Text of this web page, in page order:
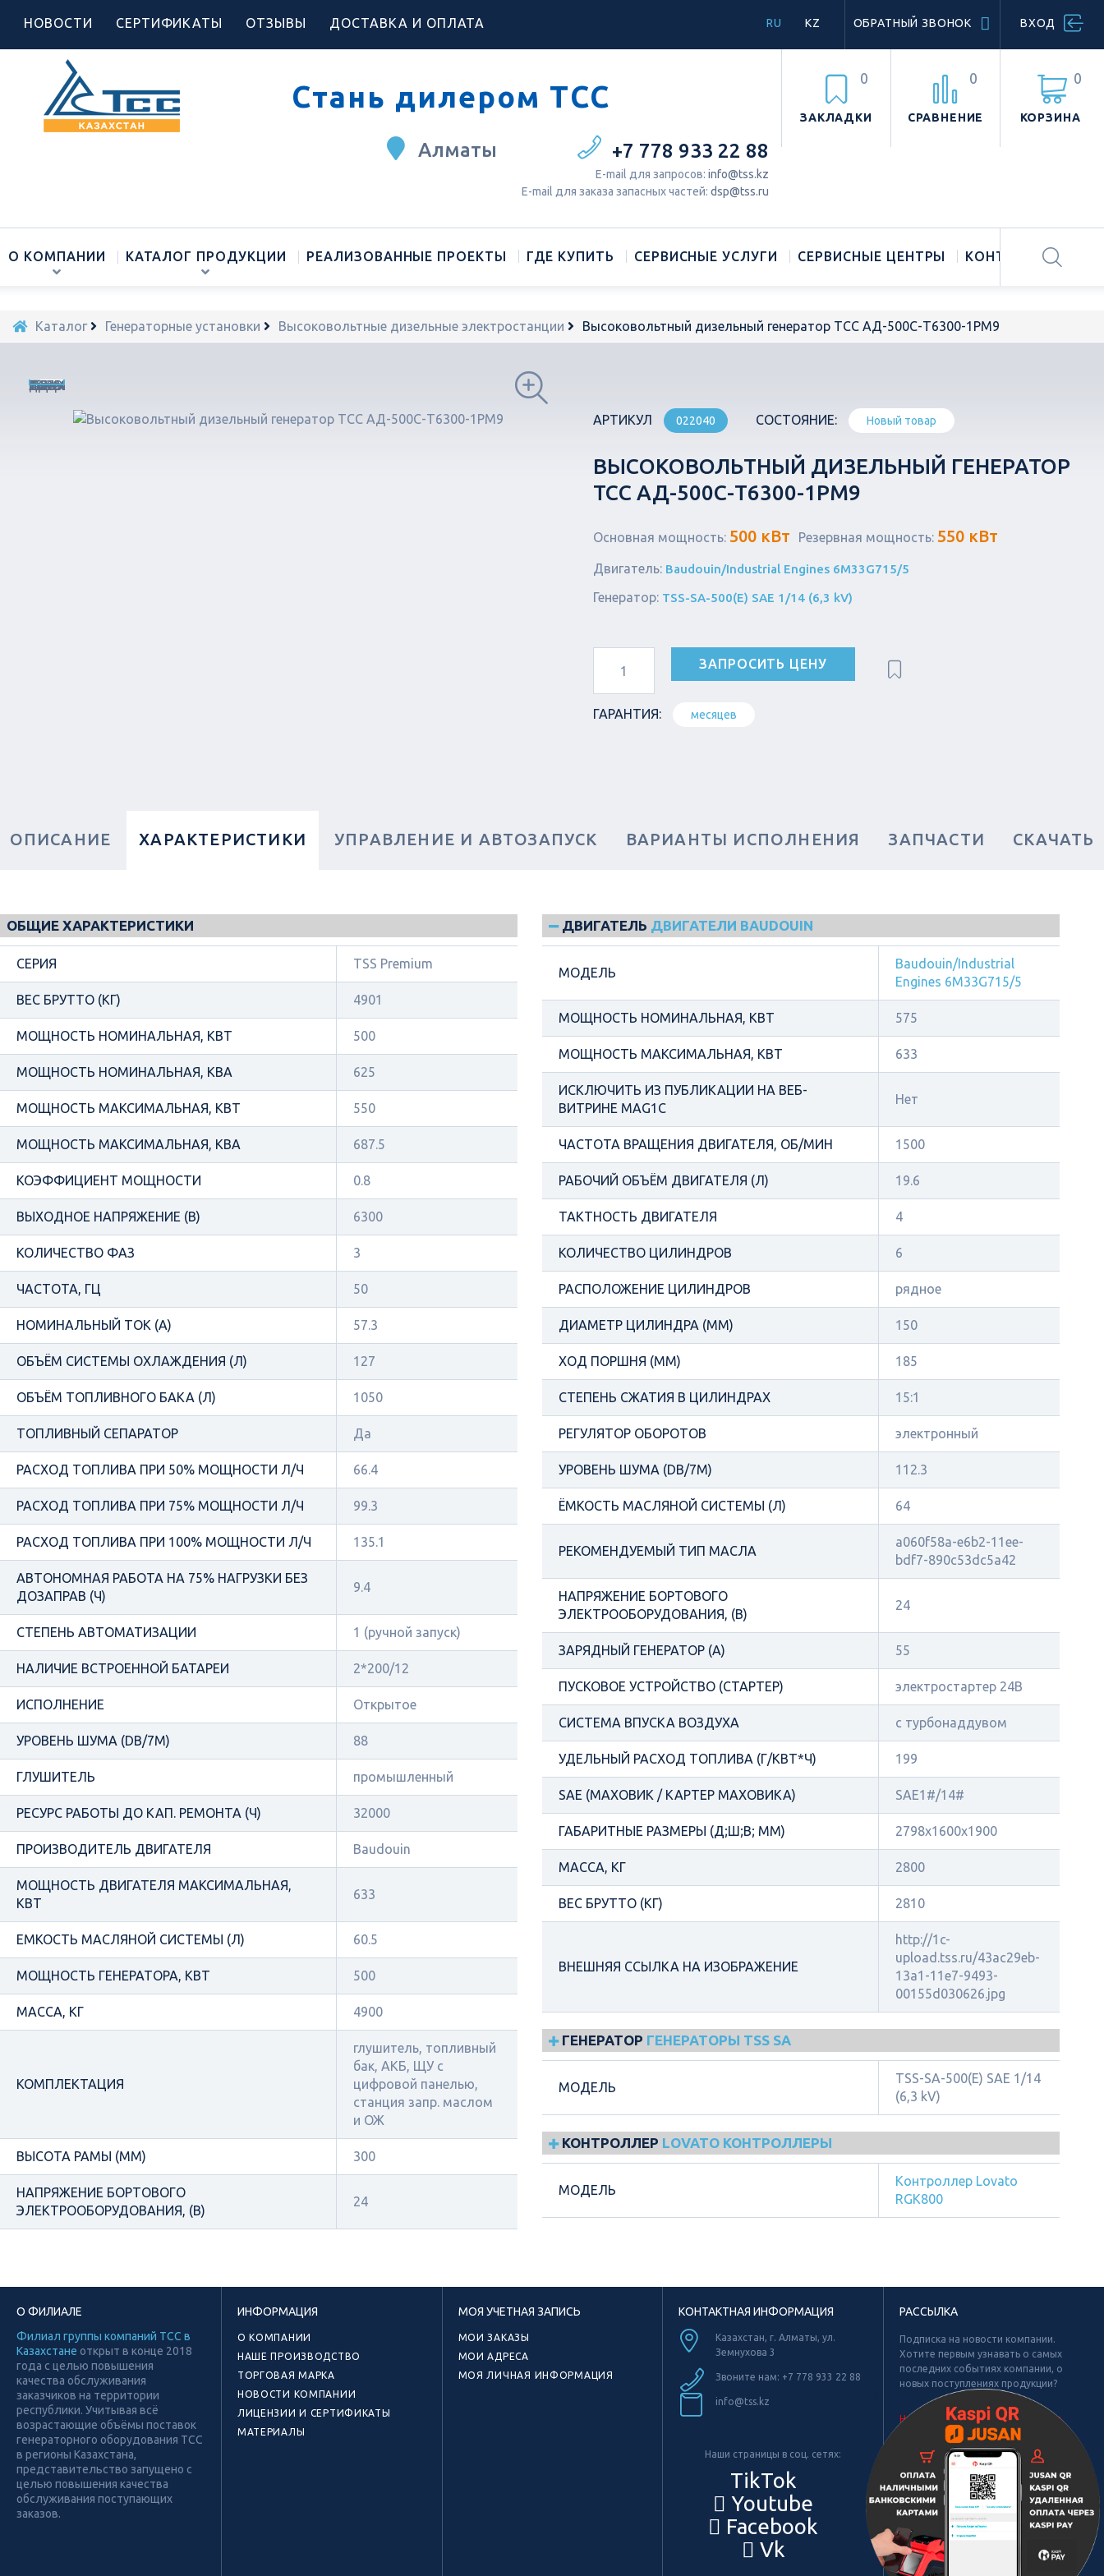
НОВОСТИ СЕРТИФИКАТЫ ОТЗЫВЫ ДОСТАВКА И ОПЛАТА ВХОД
ОБРАТНЫЙ ЗВОНОК
RU KZ
Стань дилером ТСС
КОРЗИНА
0
ЗАКЛАДКИ
0
СРАВНЕНИЕ
0
+7 778 933 22 88
Е-mail для запросов: info@tss.kz
Е-mail для заказа запасных частей: dsp@tss.ru
Алматы
О КОМПАНИИ КАТАЛОГ ПРОДУКЦИИ РЕАЛИЗОВАННЫЕ ПРОЕКТЫ ГДЕ КУПИТЬ СЕРВИСНЫЕ УСЛУГИ СЕРВИСНЫЕ ЦЕНТРЫ КОНТАКТЫ
Каталог Генераторные установки Высоковольтные дизельные электростанции Высоковольтный дизельный генератор ТСС АД-500С-Т6300-1РМ9
АРТИКУЛ 022040 СОСТОЯНИЕ: Новый товар
ВЫСОКОВОЛЬТНЫЙ ДИЗЕЛЬНЫЙ ГЕНЕРАТОР
ТСС АД-500С-Т6300-1РМ9
Основная мощность: 500 кВт Резервная мощность: 550 кВт
Двигатель: Baudouin/Industrial Engines 6M33G715/5
Генератор: TSS-SA-500(E) SAE 1/14 (6,3 kV)
ЗАПРОСИТЬ ЦЕНУ
ГАРАНТИЯ: месяцев
ОПИСАНИЕ ХАРАКТЕРИСТИКИ УПРАВЛЕНИЕ И АВТОЗАПУСК ВАРИАНТЫ ИСПОЛНЕНИЯ ЗАПЧАСТИ СКАЧАТЬ
ОБЩИЕ ХАРАКТЕРИСТИКИ
СЕРИЯ TSS Premium
ВЕС БРУТТО (КГ) 4901
МОЩНОСТЬ НОМИНАЛЬНАЯ, КВТ 500
МОЩНОСТЬ НОМИНАЛЬНАЯ, КВА 625
МОЩНОСТЬ МАКСИМАЛЬНАЯ, КВТ 550
МОЩНОСТЬ МАКСИМАЛЬНАЯ, КВА 687.5
КОЭФФИЦИЕНТ МОЩНОСТИ 0.8
ВЫХОДНОЕ НАПРЯЖЕНИЕ (В) 6300
КОЛИЧЕСТВО ФАЗ 3
ЧАСТОТА, ГЦ 50
НОМИНАЛЬНЫЙ ТОК (А) 57.3
ОБЪЁМ СИСТЕМЫ ОХЛАЖДЕНИЯ (Л) 127
ОБЪЁМ ТОПЛИВНОГО БАКА (Л) 1050
ТОПЛИВНЫЙ СЕПАРАТОР Да
РАСХОД ТОПЛИВА ПРИ 50% МОЩНОСТИ Л/Ч 66.4
РАСХОД ТОПЛИВА ПРИ 75% МОЩНОСТИ Л/Ч 99.3
РАСХОД ТОПЛИВА ПРИ 100% МОЩНОСТИ Л/Ч 135.1
АВТОНОМНАЯ РАБОТА НА 75% НАГРУЗКИ БЕЗ
ДОЗАПРАВ (Ч)
9.4
СТЕПЕНЬ АВТОМАТИЗАЦИИ 1 (ручной запуск)
НАЛИЧИЕ ВСТРОЕННОЙ БАТАРЕИ 2*200/12
ИСПОЛНЕНИЕ Открытое
УРОВЕНЬ ШУМА (DB/7М) 88
ГЛУШИТЕЛЬ промышленный
РЕСУРС РАБОТЫ ДО КАП. РЕМОНТА (Ч) 32000
ПРОИЗВОДИТЕЛЬ ДВИГАТЕЛЯ Baudouin
МОЩНОСТЬ ДВИГАТЕЛЯ МАКСИМАЛЬНАЯ,
КВТ
633
ЕМКОСТЬ МАСЛЯНОЙ СИСТЕМЫ (Л) 60.5
МОЩНОСТЬ ГЕНЕРАТОРА, КВТ 500
МАССА, КГ 4900
КОМПЛЕКТАЦИЯ
глушитель, топливный
бак, АКБ, ЩУ с
цифровой панелью,
станция запр. маслом
и ОЖ
ВЫСОТА РАМЫ (ММ) 300
НАПРЯЖЕНИЕ БОРТОВОГО
ЭЛЕКТРООБОРУДОВАНИЯ, (В)
24
ДВИГАТЕЛЬ ДВИГАТЕЛИ BAUDOUIN
МОДЕЛЬ
Baudouin/Industrial
Engines 6M33G715/5
МОЩНОСТЬ НОМИНАЛЬНАЯ, КВТ 575
МОЩНОСТЬ МАКСИМАЛЬНАЯ, КВТ 633
ИСКЛЮЧИТЬ ИЗ ПУБЛИКАЦИИ НА ВЕБ-
ВИТРИНЕ MAG1C
Нет
ЧАСТОТА ВРАЩЕНИЯ ДВИГАТЕЛЯ, ОБ/МИН 1500
РАБОЧИЙ ОБЪЁМ ДВИГАТЕЛЯ (Л) 19.6
ТАКТНОСТЬ ДВИГАТЕЛЯ 4
КОЛИЧЕСТВО ЦИЛИНДРОВ 6
РАСПОЛОЖЕНИЕ ЦИЛИНДРОВ рядное
ДИАМЕТР ЦИЛИНДРА (ММ) 150
ХОД ПОРШНЯ (ММ) 185
СТЕПЕНЬ СЖАТИЯ В ЦИЛИНДРАХ 15:1
РЕГУЛЯТОР ОБОРОТОВ электронный
УРОВЕНЬ ШУМА (DB/7М) 112.3
ЁМКОСТЬ МАСЛЯНОЙ СИСТЕМЫ (Л) 64
РЕКОМЕНДУЕМЫЙ ТИП МАСЛА
a060f58a-e6b2-11ee-
bdf7-890c53dc5a42
НАПРЯЖЕНИЕ БОРТОВОГО
ЭЛЕКТРООБОРУДОВАНИЯ, (В)
24
ЗАРЯДНЫЙ ГЕНЕРАТОР (А) 55
ПУСКОВОЕ УСТРОЙСТВО (СТАРТЕР) электростартер 24В
СИСТЕМА ВПУСКА ВОЗДУХА с турбонаддувом
УДЕЛЬНЫЙ РАСХОД ТОПЛИВА (Г/КВТ*Ч) 199
SAE (МАХОВИК / КАРТЕР МАХОВИКА) SAE1#/14#
ГАБАРИТНЫЕ РАЗМЕРЫ (Д;Ш;В; ММ) 2798x1600x1900
МАССА, КГ 2800
ВЕС БРУТТО (КГ) 2810
ВНЕШНЯЯ ССЫЛКА НА ИЗОБРАЖЕНИЕ
http://1c-
upload.tss.ru/43ac29eb-
13a1-11e7-9493-
00155d030626.jpg
ГЕНЕРАТОР ГЕНЕРАТОРЫ TSS SA
МОДЕЛЬ
TSS-SA-500(E) SAE 1/14
(6,3 kV)
КОНТРОЛЛЕР LOVATO КОНТРОЛЛЕРЫ
МОДЕЛЬ
Контроллер Lovato
RGK800
О ФИЛИАЛЕ
Филиал группы компаний ТСС в
Казахстане открыт в конце 2018
года с целью повышения
качества обслуживания
заказчиков на территории
республики. Учитывая всё
возрастающие объёмы поставок
генераторного оборудования ТСС
в регионы Казахстана,
представительство запущено с
целью повышения качества
обслуживания поступающих
заказов.
ИНФОРМАЦИЯ
О КОМПАНИИ
НАШЕ ПРОИЗВОДСТВО
ТОРГОВАЯ МАРКА
НОВОСТИ КОМПАНИИ
ЛИЦЕНЗИИ И СЕРТИФИКАТЫ
МАТЕРИАЛЫ
МОЯ УЧЕТНАЯ ЗАПИСЬ
МОИ ЗАКАЗЫ
МОИ АДРЕСА
МОЯ ЛИЧНАЯ ИНФОРМАЦИЯ
КОНТАКТНАЯ ИНФОРМАЦИЯ
Казахстан, г. Алматы, ул.
Земнухова 3
Звоните нам: +7 778 933 22 88
info@tss.kz
Наши страницы в соц. сетях:
TikTok
Youtube
Facebook
Vk
РАССЫЛКА
Подписка на новости компании.
Хотите первым узнавать о самых
последних событиях компании, о
новых поступлениях продукции?
Не найдено рубрик для подписки.